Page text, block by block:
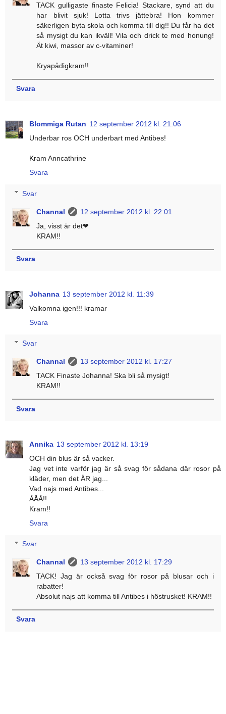
TACK gulligaste finaste Felicia! Stackare, synd att du
har blivit sjuk! Lotta trivs jättebra! Hon kommer
säkerligen byta skola och komma till dig!! Du får ha det
så mysigt du kan ikväll! Vila och drick te med honung!
Ät kiwi, massor av c-vitaminer!
Kryapådigkram!!
Svara
Blommiga Rutan 12 september 2012 kl. 21:06
Underbar ros OCH underbart med Antibes!
Kram Anncathrine
Svara
Svar
Channal
12 september 2012 kl. 22:01
Ja, visst är det❤
KRAM!!
Svara
Johanna 13 september 2012 kl. 11:39
Valkomna igen!!! kramar
Svara
Svar
Channal
13 september 2012 kl. 17:27
TACK Finaste Johanna! Ska bli så mysigt!
KRAM!!
Svara
Annika 13 september 2012 kl. 13:19
OCH din blus är så vacker.
Jag vet inte varför jag är så svag för sådana där rosor på
kläder, men det ÄR jag...
Vad najs med Antibes...
ÅÅÅ!!
Kram!!
Svara
Svar
Channal
13 september 2012 kl. 17:29
TACK! Jag är också svag för rosor på blusar och i
rabatter!
Absolut najs att komma till Antibes i höstrusket! KRAM!!
Svara